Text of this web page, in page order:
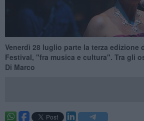
Venerdì 28 luglio parte la terza edizione
Festival, "fra musica e cultura". Tra gli
Di Marco